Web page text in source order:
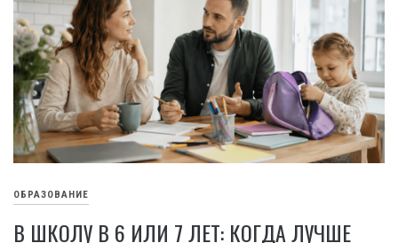
ОБРАЗОВАНИЕ
В ШКОЛУ В 6 ИЛИ 7 ЛЕТ: КОГДА ЛУЧШЕ